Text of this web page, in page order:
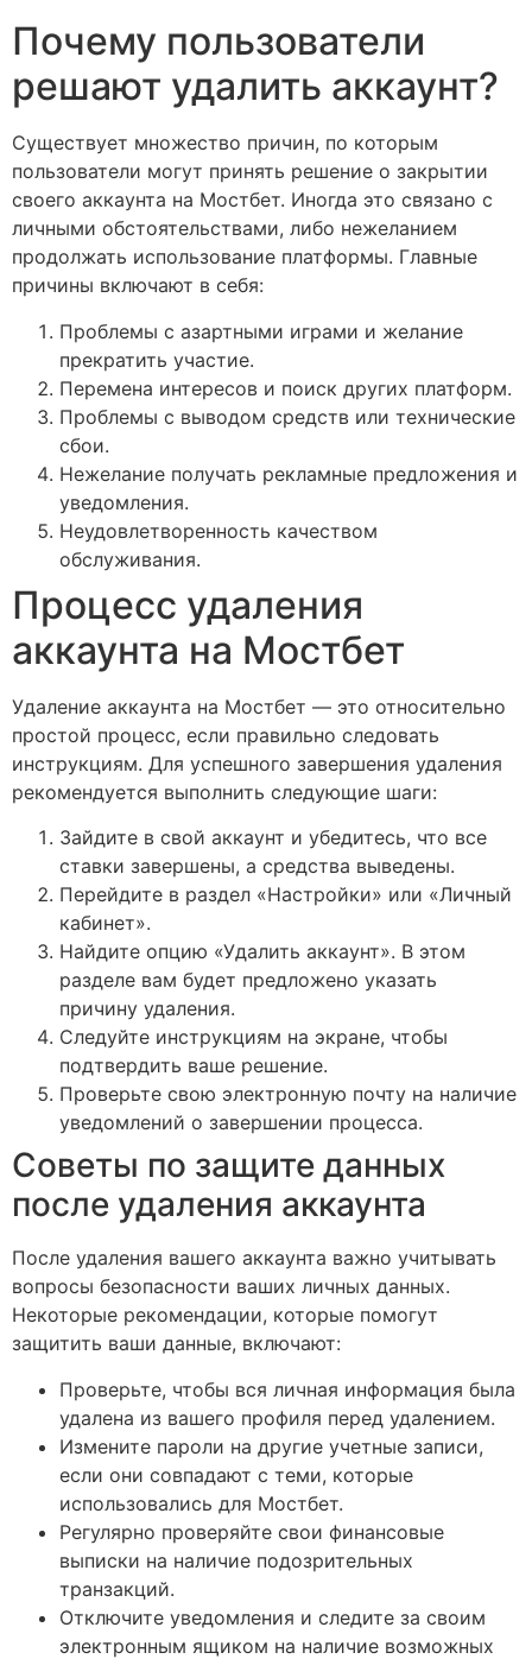
Почему пользователи
решают удалить аккаунт?
Существует множество причин, по которым
пользователи могут принять решение о закрытии
своего аккаунта на Мостбет. Иногда это связано с
личными обстоятельствами, либо нежеланием
продолжать использование платформы. Главные
причины включают в себя:
Проблемы с азартными играми и желание
прекратить участие.
Перемена интересов и поиск других платформ.
Проблемы с выводом средств или технические
сбои.
Нежелание получать рекламные предложения и
уведомления.
Неудовлетворенность качеством
обслуживания.
Процесс удаления
аккаунта на Мостбет
Удаление аккаунта на Мостбет — это относительно
простой процесс, если правильно следовать
инструкциям. Для успешного завершения удаления
рекомендуется выполнить следующие шаги:
Зайдите в свой аккаунт и убедитесь, что все
ставки завершены, а средства выведены.
Перейдите в раздел «Настройки» или «Личный
кабинет».
Найдите опцию «Удалить аккаунт». В этом
разделе вам будет предложено указать
причину удаления.
Следуйте инструкциям на экране, чтобы
подтвердить ваше решение.
Проверьте свою электронную почту на наличие
уведомлений о завершении процесса.
Советы по защите данных
после удаления аккаунта
После удаления вашего аккаунта важно учитывать
вопросы безопасности ваших личных данных.
Некоторые рекомендации, которые помогут
защитить ваши данные, включают:
Проверьте, чтобы вся личная информация была
удалена из вашего профиля перед удалением.
Измените пароли на другие учетные записи,
если они совпадают с теми, которые
использовались для Мостбет.
Регулярно проверяйте свои финансовые
выписки на наличие подозрительных
транзакций.
Отключите уведомления и следите за своим
электронным ящиком на наличие возможных